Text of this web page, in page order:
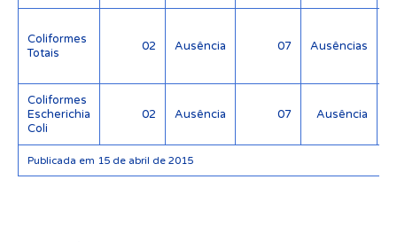
Publicada em 15 de abril de 2015
Coliformes
Totais
02 Ausência 07 Ausências
Coliformes
Escherichia
Coli
02 Ausência 07 Ausência